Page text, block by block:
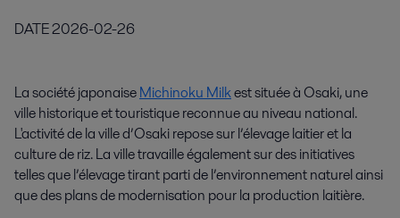
DATE2026-02-26
La société japonaiseMichinoku Milkest située à Osaki, une
villehistorique et touristique reconnue au niveau national.
L'activité de la ville d’Osaki repose sur l’élevage laitier et la
culture de riz. La ville travaille également sur des initiatives
telles que l’élevage tirant parti de l’environnement naturel ainsi
que des plans de modernisation pour la production laitière.